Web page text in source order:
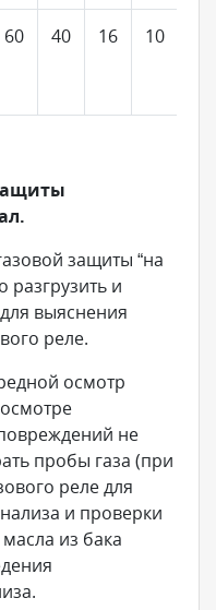
60 40 16 10
защиты “на
разгрузить и
выяснения
реле.
осмотр
не
пробы газа (при
реле для
и проверки
из бака